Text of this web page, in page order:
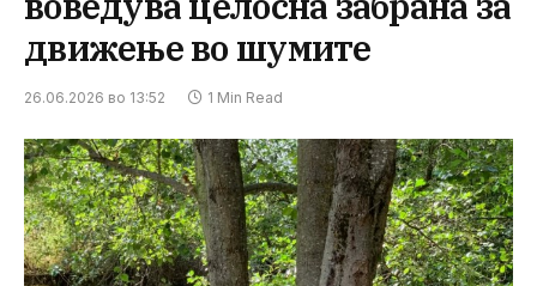
движење во шумите
26.06.2026 во 13:52 1 Min Read